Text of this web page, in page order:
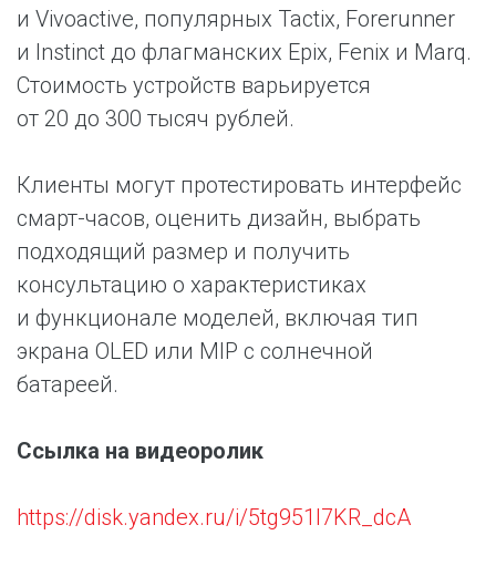
и Vivoactive, популярных Tactix, Forerunner
и Instinct до флагманских Epix, Fenix и Marq.
Стоимость устройств варьируется
от 20 до 300 тысяч рублей.
Клиенты могут протестировать интерфейс
смарт-часов, оценить дизайн, выбрать
подходящий размер и получить
консультацию о характеристиках
и функционале моделей, включая тип
экрана OLED или MIP с солнечной
батареей.
Ссылка на видеоролик
https://disk.yandex.ru/i/5tg951I7KR_dcA